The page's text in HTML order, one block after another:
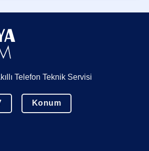
Telefon Teknik Servisi
Konum